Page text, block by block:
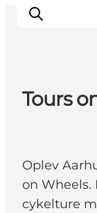
Oplevelser
Planlæg
Tours
Oplev
on
cykelture